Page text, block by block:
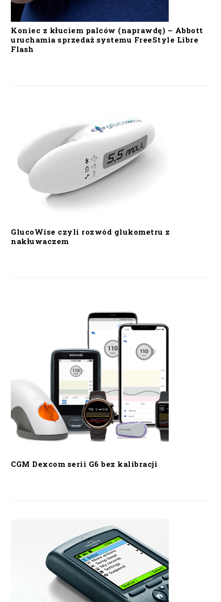
Koniec z kłuciem palców (naprawdę) – Abbott
uruchamia sprzedaż systemu FreeStyle Libre
Flash
GlucoWise czyli rozwód glukometru z
nakłuwaczem
CGM Dexcom serii G6 bez kalibracji